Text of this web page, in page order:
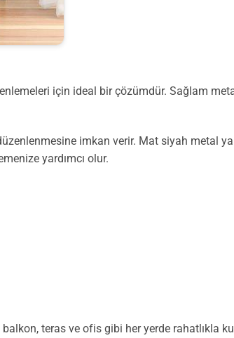
için ideal bir çözümdür. Sağlam
imkan verir. Mat siyah metal
yardımcı olur.
teras ve ofis gibi her yerde rahatlıkla